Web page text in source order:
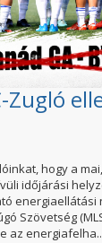
Zugló
hogy a
időjárási
energiaellátási
Szövetség
az